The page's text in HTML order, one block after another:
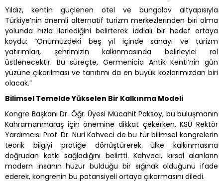
Yıldız, kentin güçlenen otel ve bungalov altyapısıyla
Türkiye’nin önemli alternatif turizm merkezlerinden biri olma
yolunda hızla ilerlediğini belirterek iddialı bir hedef ortaya
koydu: “Önümüzdeki beş yıl içinde sanayi ve turizm
yatırımları, şehrimizin kalkınmasında belirleyici rol
üstlenecektir. Bu süreçte, Germenicia Antik Kenti’nin gün
yüzüne çıkarılması ve tanıtımı da en büyük kozlarımızdan biri
olacak.”
Bilimsel Temelde Yükselen Bir Kalkınma Modeli
Kongre Başkanı Dr. Öğr. Üyesi Mücahit Paksoy, bu buluşmanın
Kahramanmaraş için önemine dikkat çekerken, KSÜ Rektör
Yardımcısı Prof. Dr. Nuri Kahveci de bu tür bilimsel kongrelerin
teorik bilgiyi pratiğe dönüştürerek ülke kalkınmasına
doğrudan katkı sağladığını belirtti. Kahveci, kırsal alanların
modern insanın huzur bulduğu bir sığınak olduğunu ifade
ederek, kongrenin bu potansiyeli ortaya çıkarmasını diledi.